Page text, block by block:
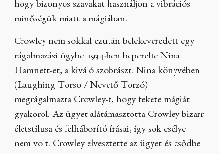
hogy bizonyos szavakat használjon a vibrációs
minőségük miatt a mágiában.
Crowley nem sokkal ezután belekeveredett egy
rágalmazási ügybe. 1934-ben beperelte Nina
Hamnett-et, a kiváló szobrászt. Nina könyvében
(Laughing Torso / Nevető Torzó)
megrágalmazta Crowley-t, hogy fekete mágiát
gyakorol. Az ügyet alátámasztotta Crowley bizarr
életstílusa és felháborító írásai, így sok esélye
nem volt. Crowley elvesztette az ügyet és csődbe